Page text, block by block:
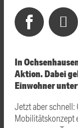
In
Aktion. Dabei
Einwohner
Jetzt aber schnell:
Mobilitätskonzept